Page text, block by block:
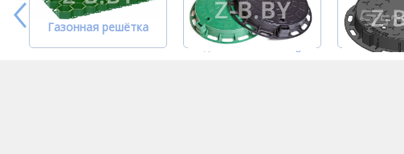
Газонная решётка
Канализационный